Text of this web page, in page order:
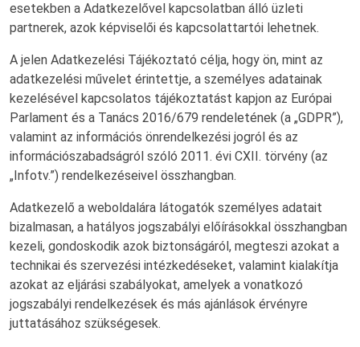
esetekben a Adatkezelővel kapcsolatban álló üzleti
partnerek, azok képviselői és kapcsolattartói lehetnek.
A jelen Adatkezelési Tájékoztató célja, hogy ön, mint az
adatkezelési művelet érintettje, a személyes adatainak
kezelésével kapcsolatos tájékoztatást kapjon az Európai
Parlament és a Tanács 2016/679 rendeletének (a „GDPR”),
valamint az információs önrendelkezési jogról és az
információszabadságról szóló 2011. évi CXII. törvény (az
„Infotv.”) rendelkezéseivel összhangban.
Adatkezelő a weboldalára látogatók személyes adatait
bizalmasan, a hatályos jogszabályi előírásokkal összhangban
kezeli, gondoskodik azok biztonságáról, megteszi azokat a
technikai és szervezési intézkedéseket, valamint kialakítja
azokat az eljárási szabályokat, amelyek a vonatkozó
jogszabályi rendelkezések és más ajánlások érvényre
juttatásához szükségesek.